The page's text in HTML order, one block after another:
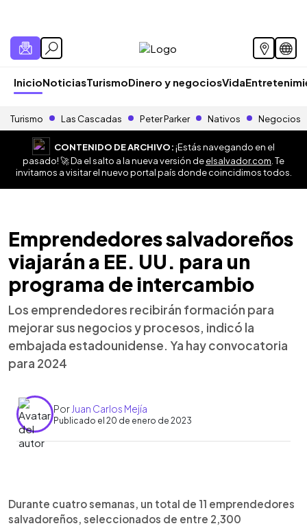
InicioNoticiasTurismoDinero y negociosVida
Turismo Las Cascadas Peter Parker Nativos Negocios
CONTENIDO DE ARCHIVO:¡Estás navegando en el
pasado! 🚀 Da el salto a la nueva versión deelsalvador.com . Te
invitamos a visitar el nuevo portal país donde coincidimos todos.
Emprendedores salvadoreños
viajarán a EE. UU. para un
programa de intercambio
Los emprendedores recibirán formación para
mejorar sus negocios y procesos, indicó la
embajada estadounidense. Ya hay convocatoria
para 2024
Por Juan Carlos Mejía
Publicado el 20 de enero de 2023
► Escuchar artículo
Durante cuatro semanas, un total de 11 emprendedores
salvadoreños, seleccionados de entre 2,300